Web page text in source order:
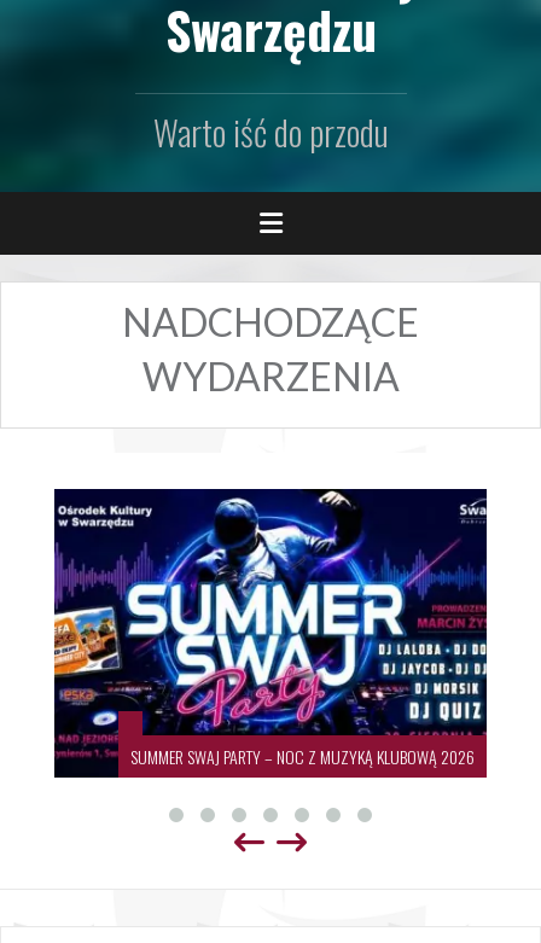
Swarzędzu
Warto iść do przodu
NADCHODZĄCE
WYDARZENIA
SUMMER SWAJ PARTY – NOC Z MUZYKĄ KLUBOWĄ 2026